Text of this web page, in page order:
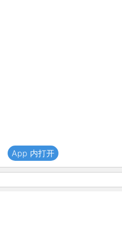
App 内打开